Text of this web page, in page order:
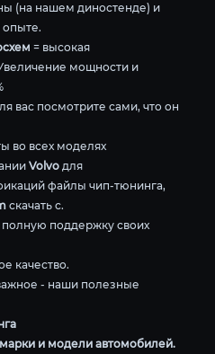
(на нашем диностенде) и
= высокая
мощности и
вас посмотрите сами, что он
во всех моделях
Volvo для
файлы чип-тюнинга,
скачать с.
полную поддержку своих
качество.
- наши полезные
и модели автомобилей.